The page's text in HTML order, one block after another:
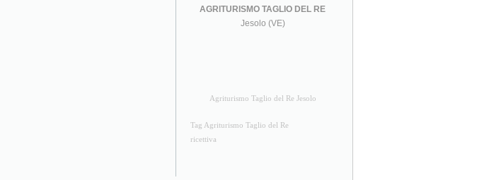
AGRITURISMO TAGLIO DEL RE
Jesolo (VE)
Agriturismo Taglio del Re Jesolo
Tag Agriturismo Taglio del Re
ricettiva